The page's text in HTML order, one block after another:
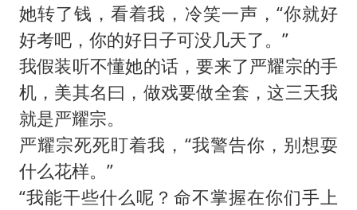
她转了钱，看着我，冷笑一声，“你就好
好考吧，你的好日子可没几天了。”
我假装听不懂她的话，要来了严耀宗的手
机，美其名曰，做戏要做全套，这三天我
就是严耀宗。
严耀宗死死盯着我，“我警告你，别想耍
什么花样。”
“我能干些什么呢？命不掌握在你们手上